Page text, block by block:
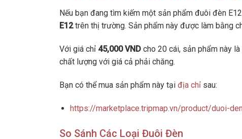
Nếu bạn đang tìm kiếm một sản phẩm đuôi đèn
E12trên thị trường. Sản phẩm này được làm bằng
Với giá chỉ 45,000 VND cho 20 cái, sản phẩm này
chất lượng với giá cả phải chăng.
Bạn có thể mua sản phẩm này tại địa chỉ sau:
https://marketplace.tripmap.vn/product/duoi-
So Sánh Các Loại Đuôi Đèn